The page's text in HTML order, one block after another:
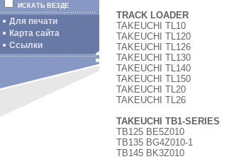
ИСКАТЬ ВЕЗДЕ
Для печати
Карта сайта
Ссылки
TRACK LOADER
TAKEUCHI TL10
TAKEUCHI TL120
TAKEUCHI TL126
TAKEUCHI TL130
TAKEUCHI TL140
TAKEUCHI TL150
TAKEUCHI TL20
TAKEUCHI TL26
TAKEUCHI TB1-SERIES
TB125 BE5Z010
TB135 BG4Z010-1
TB145 BK3Z010